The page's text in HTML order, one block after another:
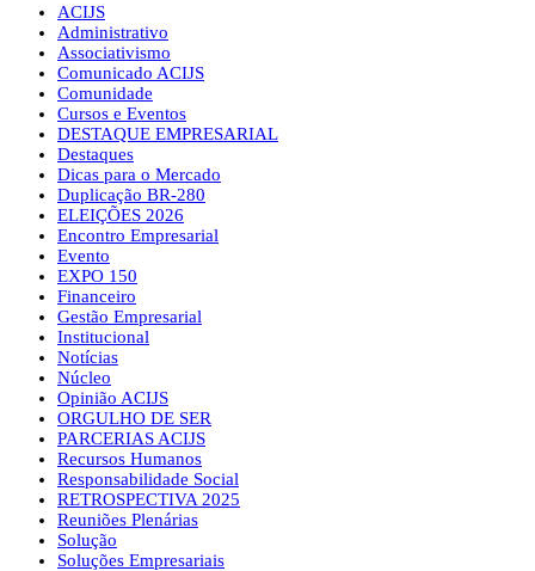
ACIJS
Administrativo
Associativismo
Comunicado ACIJS
Comunidade
Cursos e Eventos
DESTAQUE EMPRESARIAL
Destaques
Dicas para o Mercado
Duplicação BR-280
ELEIÇÕES 2026
Encontro Empresarial
Evento
EXPO 150
Financeiro
Gestão Empresarial
Institucional
Notícias
Núcleo
Opinião ACIJS
ORGULHO DE SER
PARCERIAS ACIJS
Recursos Humanos
Responsabilidade Social
RETROSPECTIVA 2025
Reuniões Plenárias
Solução
Soluções Empresariais